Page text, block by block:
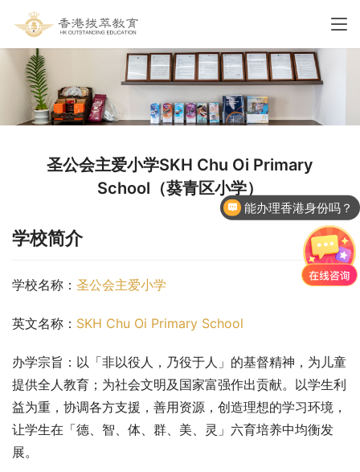
圣公会主爱小学SKH Chu Oi Primary
School（葵青区小学）
学校简介
学校名称： 圣公会主爱小学
英文名称： SKH Chu Oi Primary School
办学宗旨：以「非以役人，乃役于人」的基督精神，为儿童
提供全人教育；为社会文明及国家富强作出贡献。以学生利
益为重，协调各方支援，善用资源，创造理想的学习环境，
让学生在「德、智、体、群、美、灵」六育培养中均衡发
展。
能办理香港身份吗？